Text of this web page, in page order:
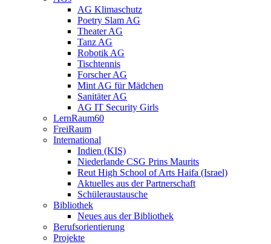
AG Klimaschutz
Poetry Slam AG
Theater AG
Tanz AG
Robotik AG
Tischtennis
Forscher AG
Mint AG für Mädchen
Sanitäter AG
AG IT Security Girls
LernRaum60
FreiRaum
International
Indien (KIS)
Niederlande CSG Prins Maurits
Reut High School of Arts Haifa (Israel)
Aktuelles aus der Partnerschaft
Schüleraustausche
Bibliothek
Neues aus der Bibliothek
Berufsorientierung
Projekte